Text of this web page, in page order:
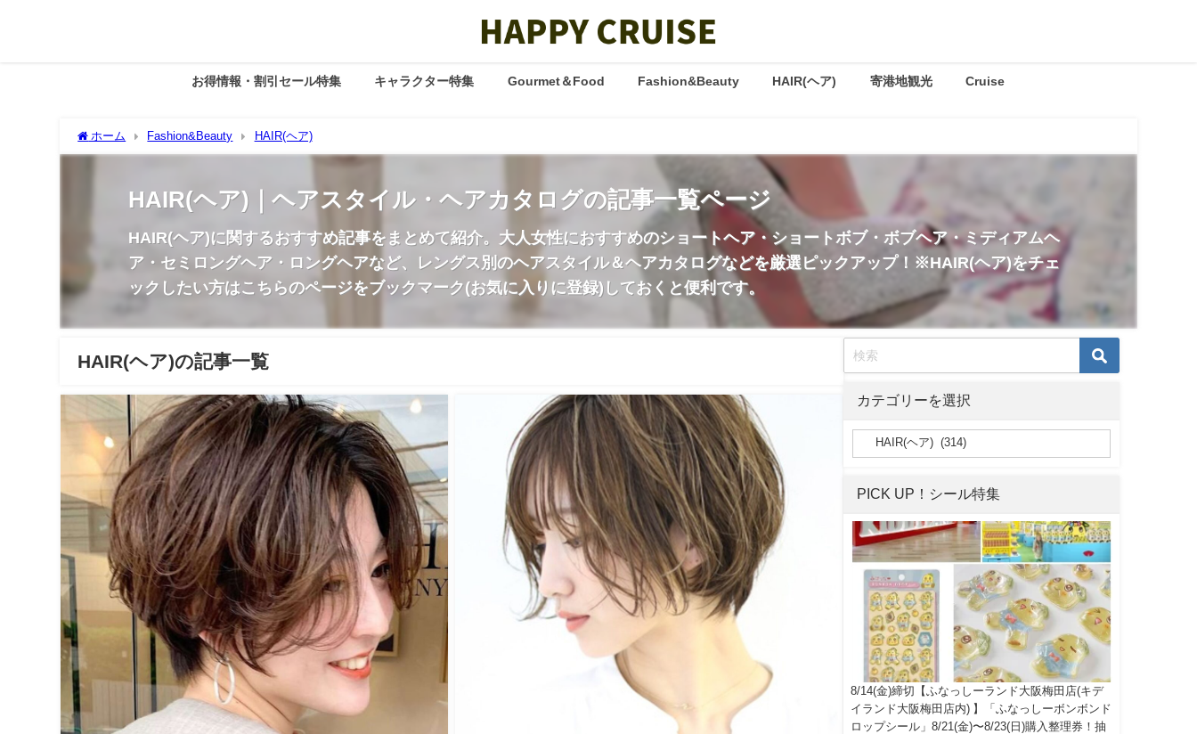
お得情報・割引セール特集 キャラクター特集 Gourmet＆Food Fashion&Beauty HAIR(ヘア) 寄港地観光 Cruise
ホーム Fashion&Beauty HAIR(ヘア)
HAIR(ヘア)｜ヘアスタイル・ヘアカタログの記事一覧ページ
HAIR(ヘア)に関するおすすめ記事をまとめて紹介。大人女性におすすめのショートヘア・ショートボブ・ボブヘア・ミディアムヘ
ア・セミロングヘア・ロングヘアなど、レングス別のヘアスタイル＆ヘアカタログなどを厳選ピックアップ！※HAIR(ヘア)をチェ
ックしたい方はこちらのページをブックマーク(お気に入りに登録)しておくと便利です。
HAIR(ヘア)の記事一覧
カテゴリーを選択
PICK UP！シール特集
8/14(金)締切【ふなっしーランド大阪梅田店(キデ
イランド大阪梅田店内) 】「ふなっしーボンボンド
ロップシール」8/21(金)〜8/23(日)購入整理券！抽